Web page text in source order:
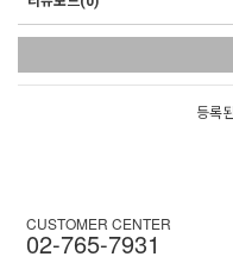
등록
CUSTOMER CENTER
02-765-7931